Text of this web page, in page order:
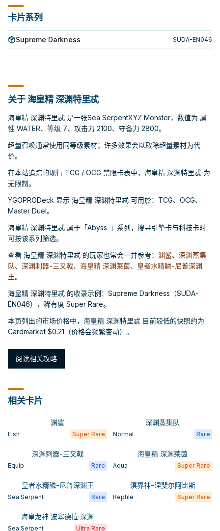
卡片系列
Supreme Darkness SUDA-EN046
关于 海皇精 深渊特里忒
海皇精 深渊特里忒 是一张Sea SerpentXYZ Monster，数值为 属
性 WATER、等级 7、攻击力 2100、守备力 2800。
超量召唤通常使用同等级素材；许多效果会以取除超量素材为代
价。
在本站追踪的现行 TCG / OCG 禁限卡表中，海皇精 深渊特里忒 为
无限制。
YGOPRODeck 显示 海皇精 深渊特里忒 可用於：TCG、OCG、
Master Duel。
海皇精 深渊特里忒 属于「Abyss-」系列，搜寻引擎卡与科技卡时
可按该系列筛选。
查看 海皇精 深渊特里忒 的玩家也常会一并参考： 渊鲨、 深渊蒸集
队、 深渊刺器-三叉戟、 海皇精 深渊莱茵、 皇者水精鳞-尼普深渊
王。
海皇精 深渊特里忒 的收录示例：Supreme Darkness（SUDA-
EN046），稀有度 Super Rare。
本页列出的市场价格中，海皇精 深渊特里忒 目前较低的快照约为
Cardmarket $0.21（价格会频繁变动）。
阅读相关攻略
相关卡片
渊鲨
Fish Super Rare
深渊蒸集队
Normal Rare
深渊刺器-三叉戟
Equip Rare
海皇精 深渊莱茵
Aqua Super Rare
皇者水精鳞-尼普深渊王
Sea Serpent Rare
溟界神-涅斐尔阿比斯
Reptile Super Rare
海皇龙神 波塞德拉·深渊
Sea Serpent Ultra Rare